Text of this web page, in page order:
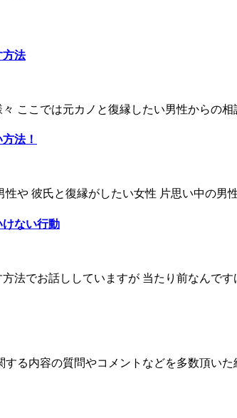
方法
ここでは元カノと復縁したい男性からの
法！
や 彼氏と復縁がしたい女性 片思い中の男
ない行動
法でお話ししていますが 当たり前なんで
る内容の質問やコメントなどを多数頂い